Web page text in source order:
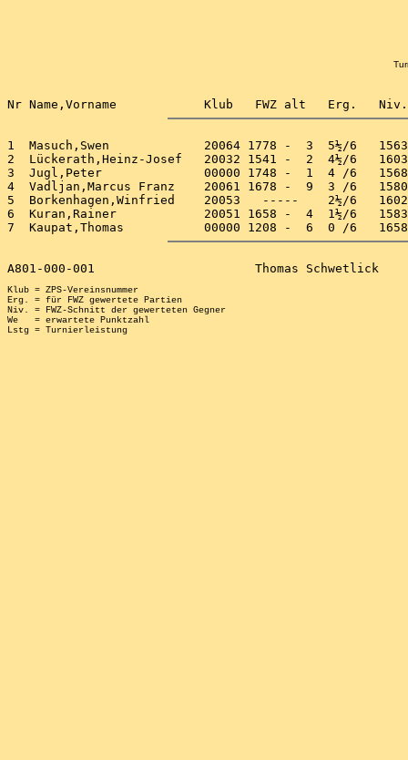
1  Masuch,Swen             20064 1778 -  3  5½/6
2  Lückerath,Heinz-Josef   20032 1541 -  2  4½/6
3  Jugl,Peter              00000 1748 -  1  4 /6   1568
4  Vadljan,Marcus Franz    20061 1678 -  9  3 /6
5  Borkenhagen,Winfried    20053   -----    2½/6
6  Kuran,Rainer            20051 1658 -  4  1½/6
Klub = ZPS-Vereinsnummer
Erg. = für FWZ gewertete Partien
Niv. = FWZ-Schnitt der gewerteten Gegner
We   = erwartete Punktzahl